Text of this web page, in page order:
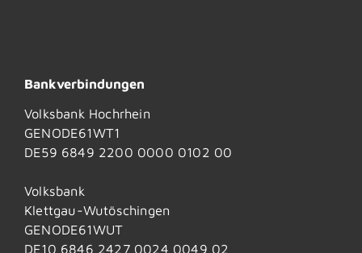
Bankverbindungen
Volksbank Hochrhein
GENODE61WT1
DE59 6849 2200 0000 0102 00
Volksbank
Klettgau-Wutöschingen
GENODE61WUT
DE10 6846 2427 0024 0049 02